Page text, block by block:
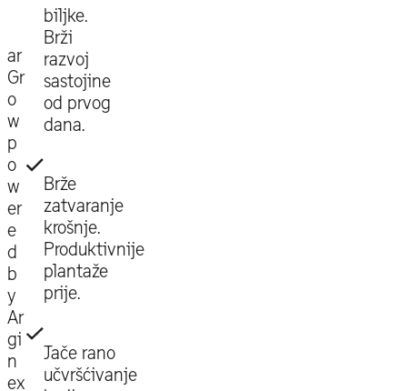
ar
Gr
o
w
p
o
w
er
e
d
b
y
Ar
gi
n
ex
biljke.
Brži
razvoj
sastojine
od prvog
dana.
Brže
zatvaranje
krošnje.
Produktivnije
plantaže
prije.
Jače rano
učvršćivanje